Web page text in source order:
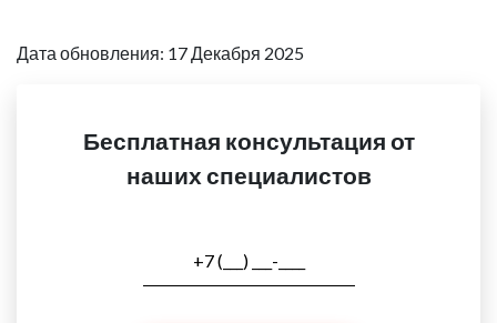
Дата обновления: 17 Декабря 2025
Бесплатная консультация от
наших специалистов